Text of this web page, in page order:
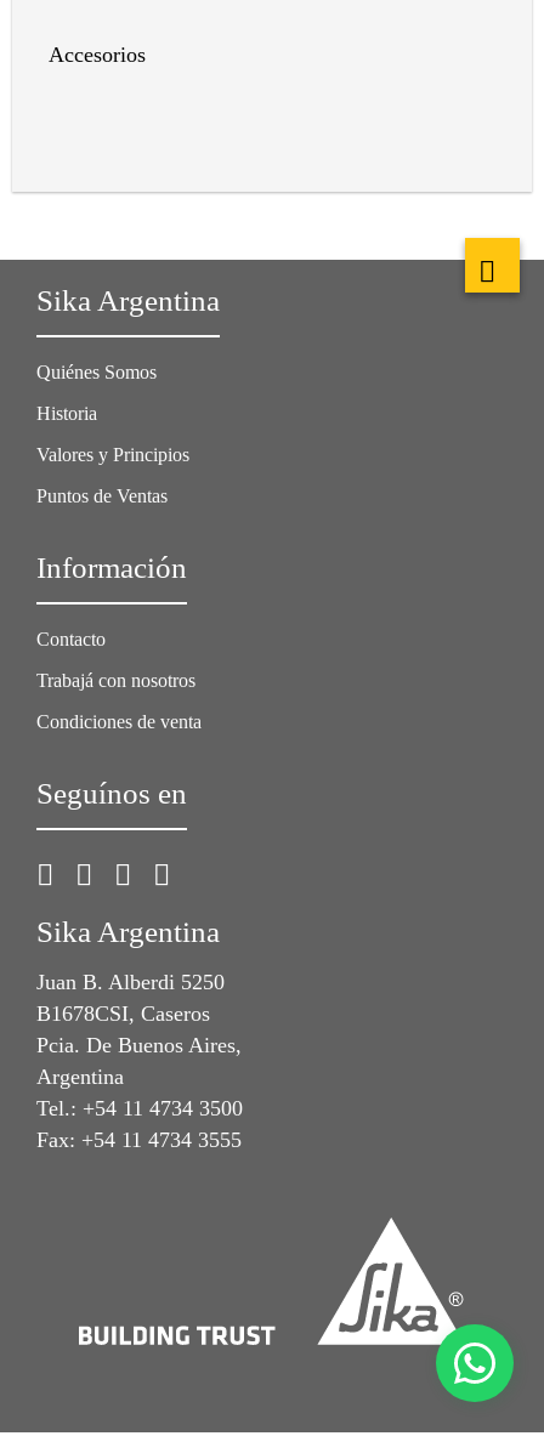
Accesorios
Sika Argentina
Quiénes Somos
Historia
Valores y Principios
Puntos de Ventas
Información
Contacto
Trabajá con nosotros
Condiciones de venta
Seguínos en
Sika Argentina
Juan B. Alberdi 5250
B1678CSI, Caseros
Pcia. De Buenos Aires,
Argentina
Tel.: +54 11 4734 3500
Fax: +54 11 4734 3555